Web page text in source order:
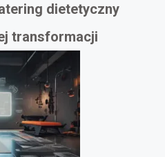
dietetyczny
transformacji